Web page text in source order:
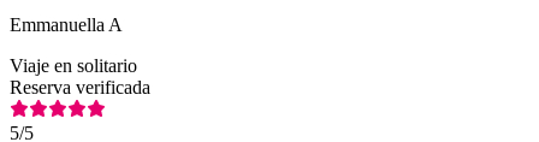
Emmanuella A
Viaje en solitario
Reserva verificada
5/5